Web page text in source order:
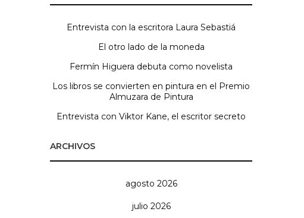
Entrevista con la escritora Laura Sebastiá
El otro lado de la moneda
Fermín Higuera debuta como novelista
Los libros se convierten en pintura en el Premio
Almuzara de Pintura
Entrevista con Viktor Kane, el escritor secreto
ARCHIVOS
agosto 2026
julio 2026